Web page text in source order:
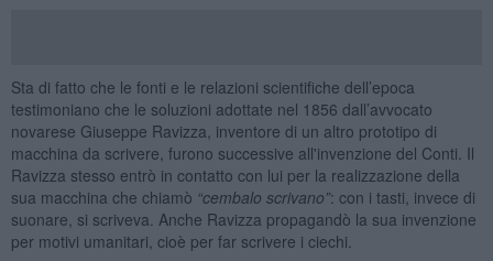
Sta di fatto che le fonti e le relazioni scientifiche dell’epoca
testimoniano che le soluzioni adottate nel 1856 dall’avvocato
novarese Giuseppe Ravizza, inventore di un altro prototipo di
macchina da scrivere, furono successive all'invenzione del Conti. Il
Ravizza stesso entrò in contatto con lui per la realizzazione della
sua macchina che chiamò “cembalo scrivano”: con i tasti, invece di
suonare, si scriveva. Anche Ravizza propagandò la sua invenzione
per motivi umanitari, cioè per far scrivere i ciechi.